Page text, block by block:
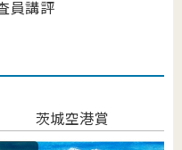
員講評
茨城空港賞